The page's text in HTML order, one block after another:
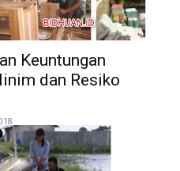
Keuntungan
dan Resiko